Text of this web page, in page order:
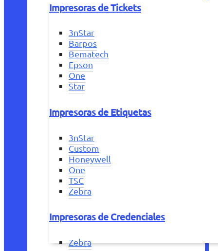
Impresoras de Tickets
3nStar
Barpos
Bematech
Epson
One
Star
Impresoras de Etiquetas
3nStar
Custom
Honeywell
One
TSC
Zebra
Impresoras de Credenciales
Zebra